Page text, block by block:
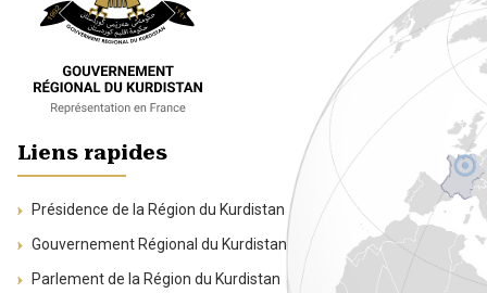
Liens rapides
Présidence de la Région du Kurdistan
Gouvernement Régional du Kurdistan
Parlement de la Région du Kurdistan